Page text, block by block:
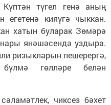
түгел генә аның
егетенә кияүгә чыккан.
хатын буларак Зөмәрә
янәшәсендә уздыра.
ризыкларын пешерергә,
гөлләре белән
чиксез бәхет